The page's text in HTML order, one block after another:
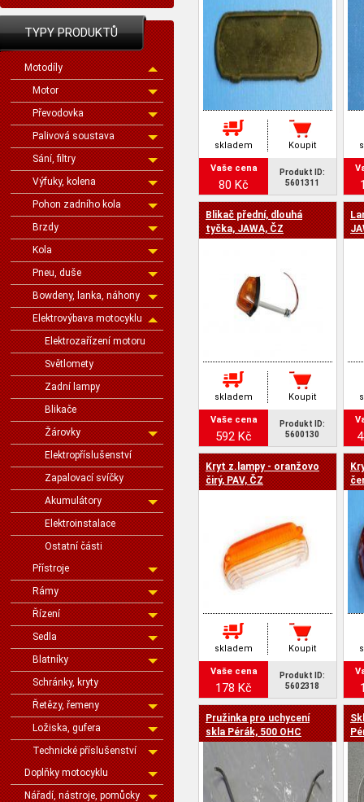
TYPY PRODUKTŮ
Motodíly
Motor
Převodovka
Palivová soustava
Sání, filtry
Výfuky, kolena
Pohon zadního kola
Brzdy
Kola
Pneu, duše
Bowdeny, lanka, náhony
Elektrovýbava motocyklu
Elektrozařízení motoru
Světlomety
Zadní lampy
Blikače
Žárovky
Elektropříslušenství
Zapalovací svíčky
Akumulátory
Elektroinstalace
Ostatní části
Přístroje
Rámy
Řízení
Sedla
Blatníky
Schránky, kryty
Řetězy, řemeny
Ložiska, gufera
Technické příslušenství
Doplňky motocyklu
Nářadí, nástroje, pomůcky
skladem Koupit
Vaše cena
80 Kč
Produkt ID:
5601311
Blikač přední, dlouhá
tyčka, JAWA, ČZ
skladem Koupit
Vaše cena
592 Kč
Produkt ID:
5600130
Kryt z.lampy - oranžovo
čirý, PAV, ČZ
skladem Koupit
Vaše cena
178 Kč
Produkt ID:
5602318
Pružinka pro uchycení
skla Pérák, 500 OHC